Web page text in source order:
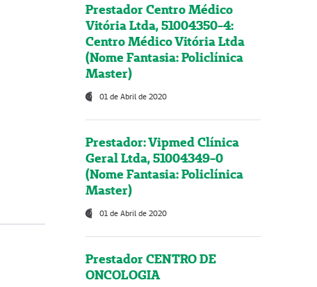
Prestador Centro Médico
Vitória Ltda, 51004350-4:
Centro Médico Vitória Ltda
(Nome Fantasia: Policlínica
Master)
01 de Abril de 2020
Prestador: Vipmed Clínica
Geral Ltda, 51004349-0
(Nome Fantasia: Policlínica
Master)
01 de Abril de 2020
Prestador CENTRO DE
ONCOLOGIA